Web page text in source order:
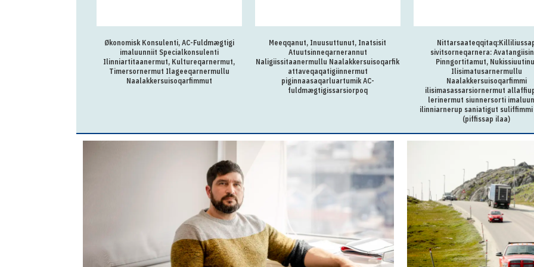
Økonomisk Konsulenti, AC-Fuldmægtigi
imaluunniit Specialkonsulenti
Ilinniartitaanermut, Kultureqarnermut,
Timersornermut Ilageeqarnermullu
Naalakkersuisoqarfimmut
Meeqqanut, Inuusuttunut, Inatsisit
Atuutsinneqarnerannut
Naligiissitaanermullu Naalakkersuisoqarfik
attaveqaqatigiinnermut
piginnaasaqarluartumik AC-
fuldmægtigissarsiorpoq
sivitsorneqarnera:
Pinngortitamut,
Ilisimatusarnermullu
Naalakkersuisoqarfimmi
ilisimasassarsiornermut
lerinermut siunnersorti
ilinniarnerup saniatigut
(piffissap ilaa)